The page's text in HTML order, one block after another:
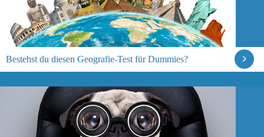
Bestehst du diesen Geografie-Test für Dummies?